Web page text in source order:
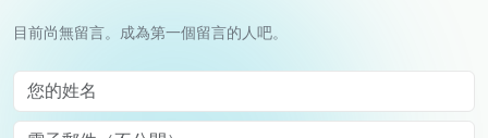
目前尚無留言。成為第一個留言的人吧。
您的姓名
電子郵件（不公開）